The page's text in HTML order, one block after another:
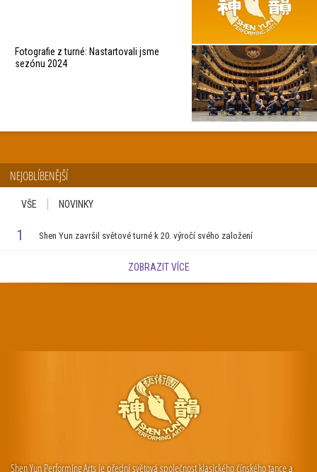
Fotografie z turné: Nastartovali jsme
sezónu 2024
NEJOBLÍBENĚJŠÍ
VŠE NOVINKY
1 Shen Yun završil světové turné k 20. výročí svého založení
ZOBRAZIT VÍCE
Shen Yun Performing Arts je přední světová společnost klasického čínského tance a